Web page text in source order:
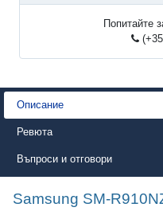
Попитайте
Описание
Ревюта
Въпроси и отговори
Samsung SM-